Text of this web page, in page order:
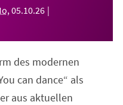
, 05.10.26
des modernen
can dance“ als
aus aktuellen